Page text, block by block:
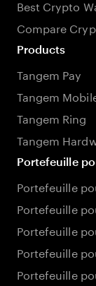
Best Crypto
Compare
Products
Tangem Pay
Tangem
Tangem Ring
Tangem
Portefeuille
Portefeuille
Portefeuille
Portefeuille
Portefeuille
Portefeuille